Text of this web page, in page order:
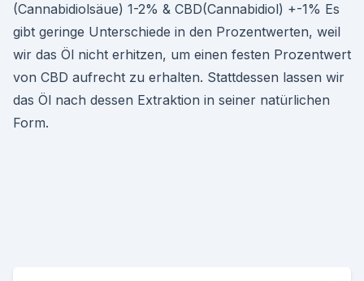
(Cannabidiolsäue) 1-2% & CBD(Cannabidiol) +-1% Es
gibt geringe Unterschiede in den Prozentwerten, weil
wir das Öl nicht erhitzen, um einen festen Prozentwert
von CBD aufrecht zu erhalten. Stattdessen lassen wir
das Öl nach dessen Extraktion in seiner natürlichen
Form.